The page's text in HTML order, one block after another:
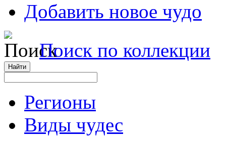
Добавить новое чудо
Поиск по коллекции
Регионы
Виды чудес